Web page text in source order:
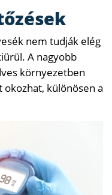
nem tudják elég
A nagyobb
környezetben
különösen a